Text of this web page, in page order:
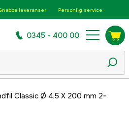
leveranser Personlig service
0345 - 400 00
Classic Ø 4,5 X 200 mm 2-